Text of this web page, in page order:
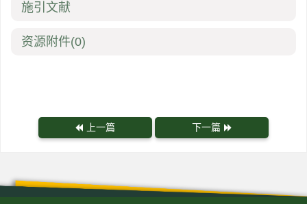
施引文献
资源附件(0)
上一篇 下一篇